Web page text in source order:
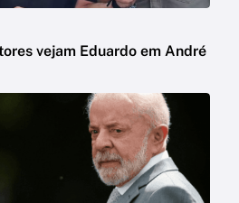
vejam Eduardo em André